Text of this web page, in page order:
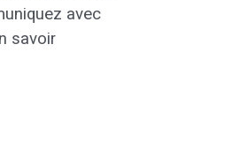
avec
savoir